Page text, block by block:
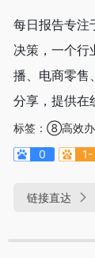
每日报告专注
决策，一个行
播、电商零售
分享，提供在
标签： ⑧高效
0
1-
链接直达